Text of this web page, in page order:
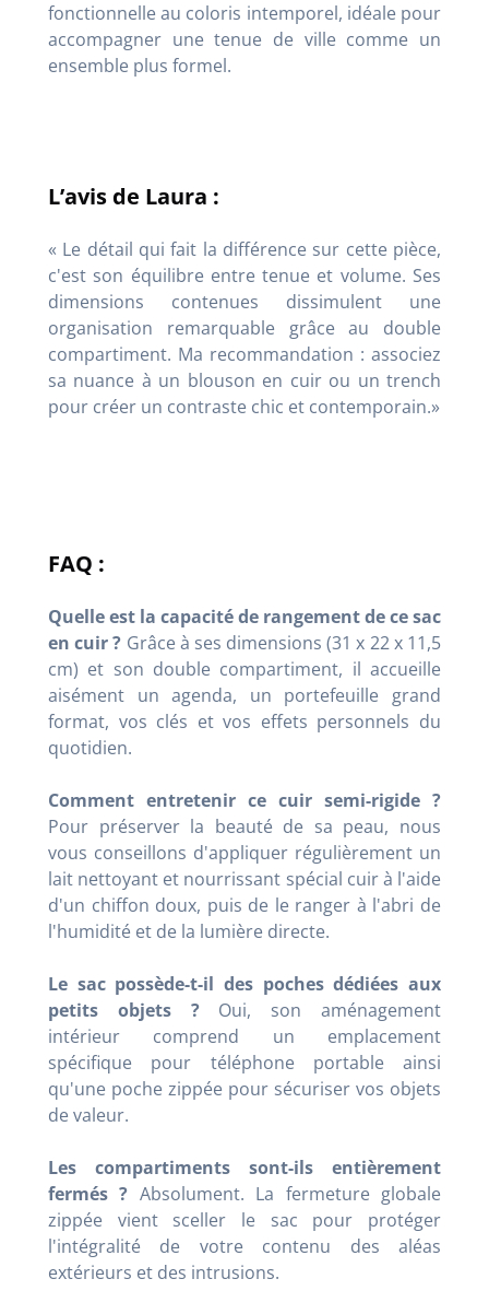
fonctionnelle au coloris intemporel, idéale pour
accompagner une tenue de ville comme un
ensemble plus formel.
L’avis de Laura :
« Le détail qui fait la différence sur cette pièce,
c'est son équilibre entre tenue et volume. Ses
dimensions contenues dissimulent une
organisation remarquable grâce au double
compartiment. Ma recommandation : associez
sa nuance à un blouson en cuir ou un trench
pour créer un contraste chic et contemporain.»
FAQ :
Quelle est la capacité de rangement de ce sac
en cuir ? Grâce à ses dimensions (31 x 22 x 11,5
cm) et son double compartiment, il accueille
aisément un agenda, un portefeuille grand
format, vos clés et vos effets personnels du
quotidien.
Comment entretenir ce cuir semi-rigide ?
Pour préserver la beauté de sa peau, nous
vous conseillons d'appliquer régulièrement un
lait nettoyant et nourrissant spécial cuir à l'aide
d'un chiffon doux, puis de le ranger à l'abri de
l'humidité et de la lumière directe.
Le sac possède-t-il des poches dédiées aux
petits objets ?Oui, son aménagement
intérieur comprend un emplacement
spécifique pour téléphone portable ainsi
qu'une poche zippée pour sécuriser vos objets
de valeur.
Les compartiments sont-ils entièrement
fermés ? Absolument. La fermeture globale
zippée vient sceller le sac pour protéger
l'intégralité de votre contenu des aléas
extérieurs et des intrusions.